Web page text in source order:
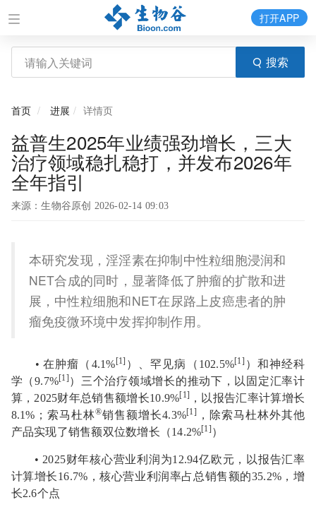
搜索
打开APP
首页 进展 详情页
益普生2025年业绩强劲增长，三大
治疗领域稳扎稳打，并发布2026年
全年指引
来源：生物谷原创 2026-02-14 09:03
本研究发现，淫淫素在抑制中性粒细胞浸润和
NET合成的同时，显著降低了肿瘤的扩散和进
展，中性粒细胞和NET在尿路上皮癌患者的肿
瘤免疫微环境中发挥抑制作用。
• 在肿瘤（4.1%[1] ）、罕见病（102.5%[1] ）和神经科
学（9.7%[1] ）三个治疗领域增长的推动下，以固定汇率计
算，2025财年总销售额增长10.9%[1] ，以报告汇率计算增长
8.1%；索马杜林®销售额增长4.3%[1]
，除索马杜林外其他
产品实现了销售额双位数增长（14.2%[1] ）
• 2025财年核心营业利润为12.94亿欧元，以报告汇率
计算增长16.7%，核心营业利润率占总销售额的35.2%，增
长2.6个点